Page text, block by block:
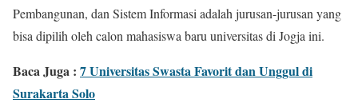
Pembangunan, dan Sistem Informasi adalah jurusan-jurusan yang
bisa dipilih oleh calon mahasiswa baru universitas di Jogja ini.
Baca Juga : 7 Universitas Swasta Favorit dan Unggul di
Surakarta Solo